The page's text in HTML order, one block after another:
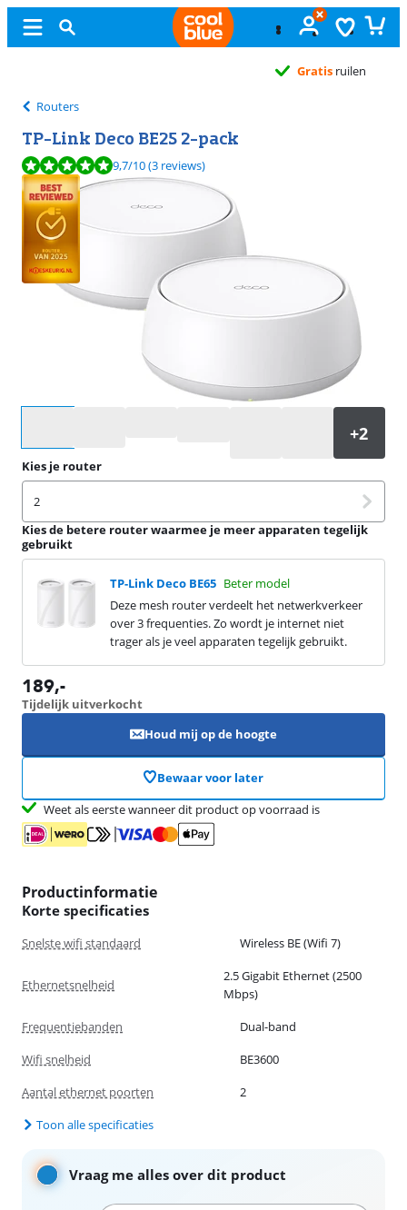
Routers
TP-Link Deco BE25 2-pack
Beoordeling is 9,7 van de 10, gebaseerd op 3 reviews.
9,7/10(3 reviews)
Kies je router
2
Kies de betere router waarmee je meer apparaten tegelijk
gebruikt
TP-Link Deco BE65 Beter model
Deze mesh router verdeelt het netwerkverkeer
over 3 frequenties. Zo wordt je internet niet
trager als je veel apparaten tegelijk gebruikt.
189,-
Tijdelijk uitverkocht
Houd mij op de hoogte
Bewaar voor later
Weet als eerste wanneer dit product op voorraad is
Productinformatie
Korte specificaties
Snelste wifi standaard Wireless BE (Wifi 7)
Ethernetsnelheid
2.5 Gigabit Ethernet (2500
Mbps)
Frequentiebanden
Dual-band
Wifi snelheid
BE3600
Aantal ethernet poorten
2
Toon alle specificaties
Vraag me alles over dit product